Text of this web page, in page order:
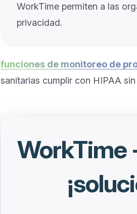
WorkTime permiten a las
funciones de monitoreo de
sanitarias cumplir con HIPAA
WorkTime